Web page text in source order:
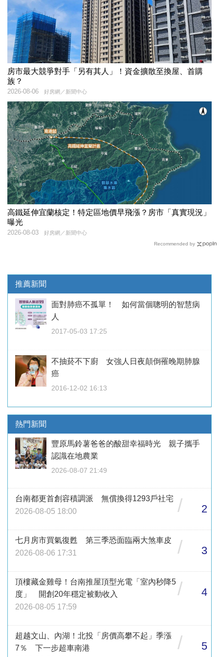
房市最大競爭對手「另有其人」！資金擴散至換屋、首購
族？
好房網／新聞中心
2026-08-06
高鐵延伸宜蘭核定！特定區地價早飛漲？房市「真實現況」
曝光
好房網／新聞中心
2026-08-03
Recommended by
推薦新聞
面對肺癌不孤單！ 如何當個聰明的智慧病
人
2017-05-03 17:25
不抽菸不下廚 女強人日夜顛倒罹晚期肺腺
癌
2016-12-02 16:13
熱門新聞
豐原馬鈴薯爸爸的酸甜幸福時光 親子攜手
認識在地農業
2026-08-07 21:49
台南都更首創容積調派 無償換得1293戶社宅
2026-08-05 18:00
/ 2
七月房市買氣復甦 第三季恐面臨兩大煞車皮
2026-08-06 17:31
/ 3
頂樓藏金雞母！台南推屋頂型光電「室內秒降5
度」 開創20年穩定被動收入
2026-08-05 17:59
/ 4
超越文山、內湖！北投「房價高攀不起」季漲
7％ 下一步超車南港
/ 5